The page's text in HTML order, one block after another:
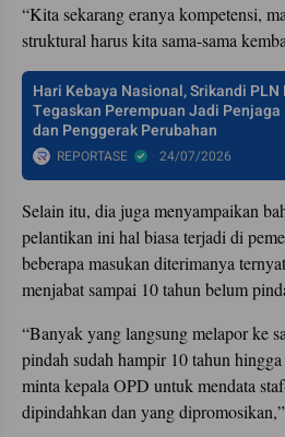
“Kita sekarang eranya kompetensi,
struktural harus kita sama-sama
Hari Kebaya Nasional, Srikandi PLN
Tegaskan Perempuan Jadi Penjaga
dan Penggerak Perubahan
REPORTASE 24/07/2026
Selain itu, dia juga menyampaikan
pelantikan ini hal biasa terjadi di
beberapa masukan diterimanya
menjabat sampai 10 tahun belum
“Banyak yang langsung melapor ke
pindah sudah hampir 10 tahun
minta kepala OPD untuk mendata
dipindahkan dan yang